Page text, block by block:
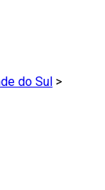
do Sul >